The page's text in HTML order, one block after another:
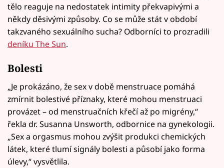
tělo reaguje na nedostatek intimity překvapivými a
někdy děsivými způsoby. Co se může stát v období
takzvaného sexuálního sucha? Odborníci to prozradili
deníku The Sun.
Bolesti
„Je prokázáno, že sex v době menstruace pomáhá
zmírnit bolestivé příznaky, které mohou menstruaci
provázet – od menstruačních křečí až po migrény,“
řekla dr. Susanna Unsworth, odbornice na gynekologii.
„Sex a orgasmus mohou zvýšit produkci chemických
látek, které tlumí signály bolesti a působí jako forma
úlevy,“ vysvětlila.